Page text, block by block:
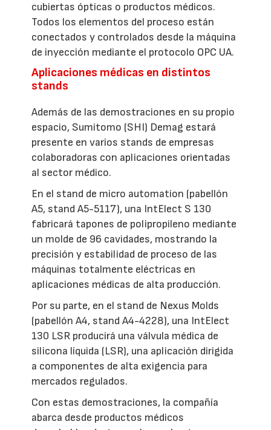
cubiertas ópticas o productos médicos.
Todos los elementos del proceso están
conectados y controlados desde la máquina
de inyección mediante el protocolo OPC UA.
Aplicaciones médicas en distintos
stands
Además de las demostraciones en su propio
espacio, Sumitomo (SHI) Demag estará
presente en varios stands de empresas
colaboradoras con aplicaciones orientadas
al sector médico.
En el stand de micro automation (pabellón
A5, stand A5-5117), una IntElect S 130
fabricará tapones de polipropileno mediante
un molde de 96 cavidades, mostrando la
precisión y estabilidad de proceso de las
máquinas totalmente eléctricas en
aplicaciones médicas de alta producción.
Por su parte, en el stand de Nexus Molds
(pabellón A4, stand A4-4228), una IntElect
130 LSR producirá una válvula médica de
silicona líquida (LSR), una aplicación dirigida
a componentes de alta exigencia para
mercados regulados.
Con estas demostraciones, la compañía
abarca desde productos médicos